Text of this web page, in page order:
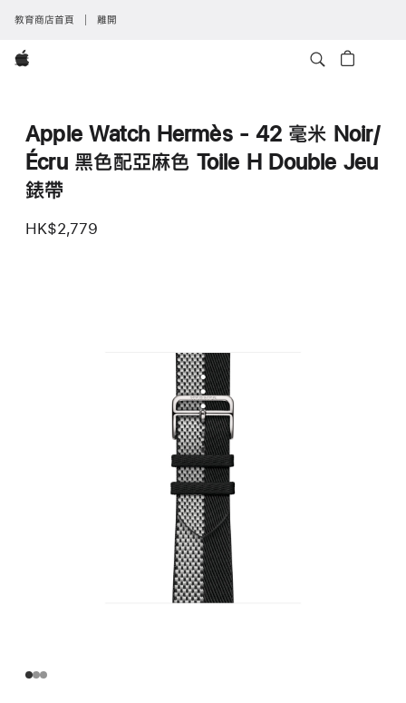
教育商店首頁 離開
Apple
Apple Watch Hermès - 42 毫米 Noir/
Écru 黑色配亞麻色 Toile H Double Jeu
錶帶
HK$2,779